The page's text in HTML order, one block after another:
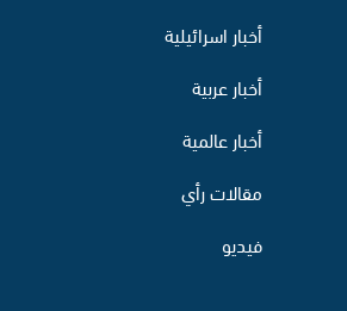
أخبار اسرائيلية
أخبار عربية
أخبار عالمية
مقالات رأي
فيديو